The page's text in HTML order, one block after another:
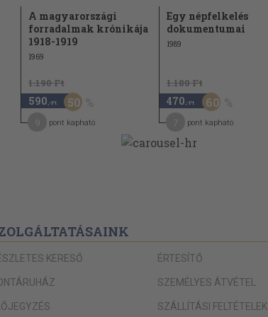
110
volt
vitéz
(1932.
A magyarországi
forradalmak krónikája
1918-1919
1969
1.190 Ft
590 ,-Ft 50
pont kapható
Egy népfelkelés
dokumentumai
1989
1.180 Ft
470 ,-Ft 60
pont kapható
KERESŐ ÉRTESÍTŐ
SZEMÉLYES ÁTVÉTEL
SZÁLLÍTÁSI FELTÉTELEK